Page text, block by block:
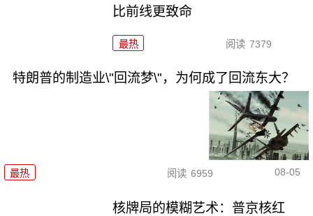
比前线更致命
最热 阅读 7379
特朗普的制造业\"回流梦\"，为何成了回流东大？
最热 阅读 6959 08-05
核牌局的模糊艺术：普京核红